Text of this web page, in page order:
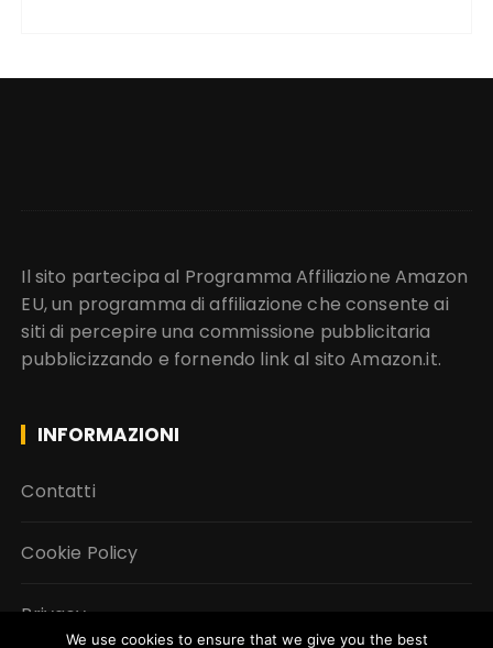
Il sito partecipa al Programma Affiliazione Amazon
EU, un programma di affiliazione che consente ai
siti di percepire una commissione pubblicitaria
pubblicizzando e fornendo link al sito Amazon.it.
INFORMAZIONI
Contatti
Cookie Policy
Privacy
We use cookies to ensure that we give you the best